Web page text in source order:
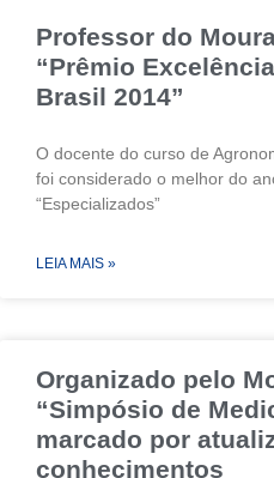
Professor do
“Prêmio
Brasil 2014”
O docente do curso de
foi considerado o melhor do
“Especializados”
LEIA MAIS »
Organizado pelo
“Simpósio de
marcado por
conhecimentos